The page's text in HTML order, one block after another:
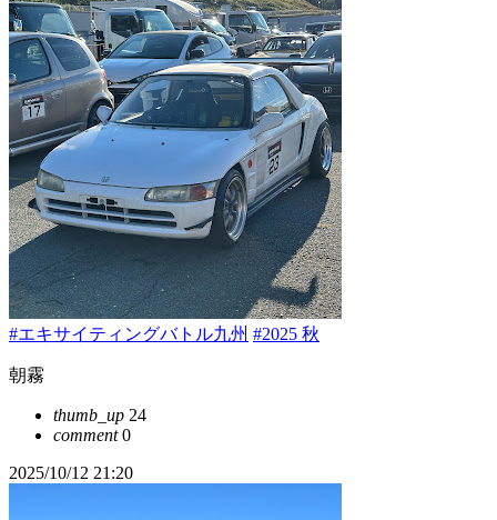
#エキサイティングバトル九州 #2025 秋
朝霧
thumb_up 24
comment0
2025/10/12 21:20